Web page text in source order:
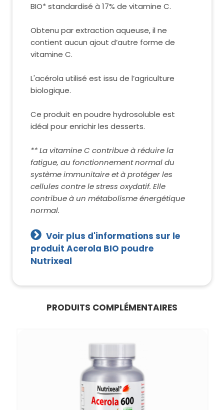
BIO* standardisé à 17% de vitamine C.
Obtenu par extraction aqueuse, il ne
contient aucun ajout d’autre forme de
vitamine C.
L'acérola utilisé est issu de l’agriculture
biologique.
Ce produit en poudre hydrosoluble est
idéal pour enrichir les desserts.
** La vitamine C contribue à réduire la
fatigue, au fonctionnement normal du
système immunitaire et à protéger les
cellules contre le stress oxydatif. Elle
contribue à un métabolisme énergétique
normal.
Voir plus d'informations sur le
produit Acerola BIO poudre
Nutrixeal
PRODUITS COMPLÉMENTAIRES